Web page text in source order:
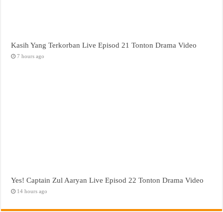
Kasih Yang Terkorban Live Episod 21 Tonton Drama Video
7 hours ago
Yes! Captain Zul Aaryan Live Episod 22 Tonton Drama Video
14 hours ago